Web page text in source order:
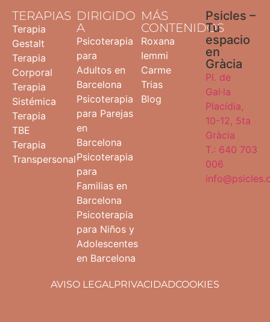
TERAPIAS
Terapia
Gestalt
Terapia
Corporal
Terapia
Sistémica
Terapia
TBE
Terapia
Transpersonal
DIRIGIDO
A
Psicoterapia
para
Adultos en
Barcelona
Psicoterapia
para Parejas
en
Barcelona
Psicoterapia
para
Familias en
Barcelona
Psicoterapia
para Niños y
Adolescentes
en Barcelona
MÁS
CONTENIDOS
Roxana
Iemmi
Carme
Trias
Blog
Psicles –
Tu
espacio
en
Gràcia
Pl. de
Gal·la
Placídia,
10-12, 5ta
Gràcia
T.: 640 703
006
AVISO LEGALPRIVACIDADCOOKIES